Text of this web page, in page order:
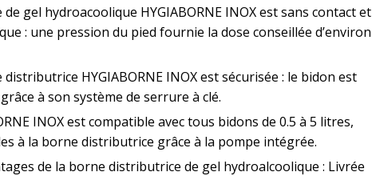
de gel hydroacoolique HYGIABORNE INOX est sans contact et
: une pression du pied fournie la dose conseillée d’environ
distributrice HYGIABORNE INOX est sécurisée : le bidon est
à son système de serrure à clé.
INOX est compatible avec tous bidons de 0.5 à 5 litres,
à la borne distributrice grâce à la pompe intégrée.
de la borne distributrice de gel hydroalcoolique : Livrée